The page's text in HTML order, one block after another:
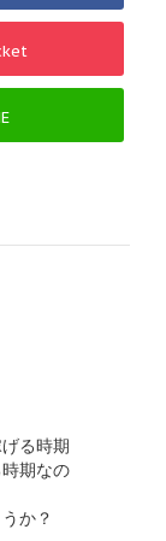
る時期
期なの
か？